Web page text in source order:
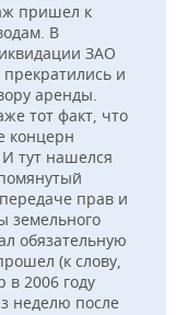
пришел к
В
ЗАО
и
аренды.
тот факт, что
концерн
тут нашелся
прав и
земельного
обязательную
(к слову,
в 2006 году
неделю после